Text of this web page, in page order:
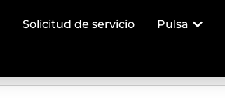
Solicitud de servicio Pulsa